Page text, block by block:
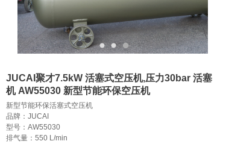
JUCAI聚才7.5kW 活塞式空压机,压力30bar 活塞
机 AW55030 新型节能环保空压机
新型节能环保活塞式空压机
品牌：JUCAI
型号：AW55030
排气量：550 L/min